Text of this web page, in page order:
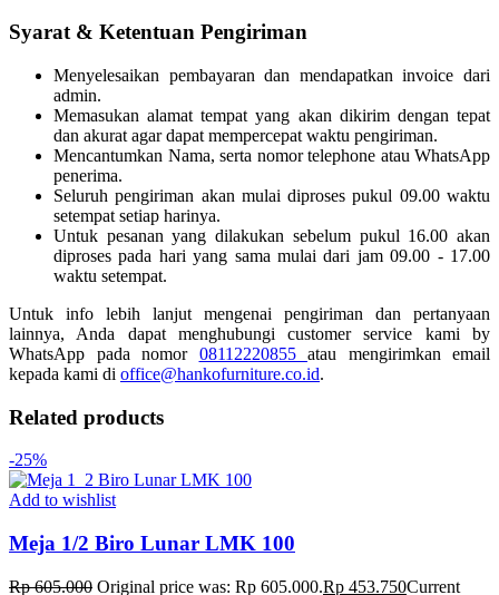
Syarat & Ketentuan Pengiriman
Menyelesaikan pembayaran dan mendapatkan invoice dari
admin.
Memasukan alamat tempat yang akan dikirim dengan tepat
dan akurat agar dapat mempercepat waktu pengiriman.
Mencantumkan Nama, serta nomor telephone atau WhatsApp
penerima.
Seluruh pengiriman akan mulai diproses pukul 09.00 waktu
setempat setiap harinya.
Untuk pesanan yang dilakukan sebelum pukul 16.00 akan
diproses pada hari yang sama mulai dari jam 09.00 - 17.00
waktu setempat.
Untuk info lebih lanjut mengenai pengiriman dan pertanyaan
lainnya, Anda dapat menghubungi customer service kami by
WhatsApp pada nomor 08112220855 atau mengirimkan email
kepada kami di office@hankofurniture.co.id.
Related products
-25%
Add to wishlist
Meja 1/2 Biro Lunar LMK 100
Rp605.000 Original price was: Rp 605.000.Rp 453.750Current